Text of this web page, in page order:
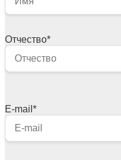
Отчество*
E-mail *